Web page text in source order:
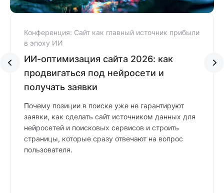
Конференция: Сайт как главный источник прибыли
в эпоху ИИ
ИИ-оптимизация сайта 2026: как
продвигаться под нейросети и
получать заявки
Почему позиции в поиске уже не гарантируют
заявки, как сделать сайт источником данных для
нейросетей и поисковых сервисов и строить
страницы, которые сразу отвечают на вопрос
пользователя.